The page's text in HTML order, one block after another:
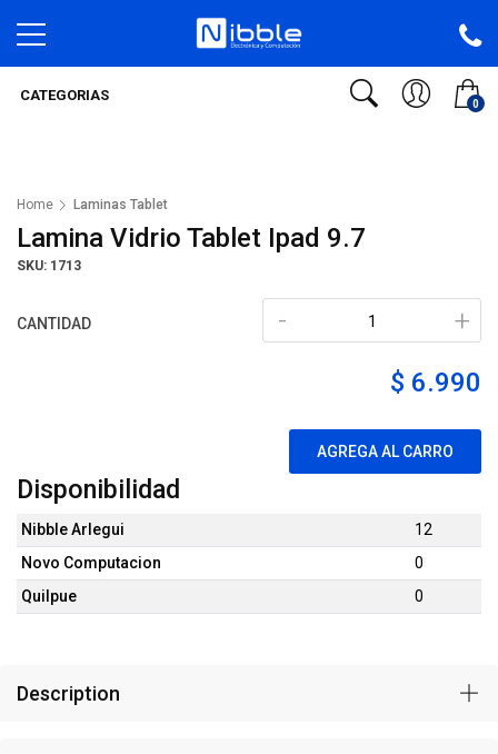
0
CATEGORIAS
Home Laminas Tablet
Lamina Vidrio Tablet Ipad 9.7
SKU: 1713
CANTIDAD +
-
$ 6.990
AGREGA AL CARRO
Disponibilidad
Nibble Arlegui
12
Novo Computacion
0
Quilpue
0
Description